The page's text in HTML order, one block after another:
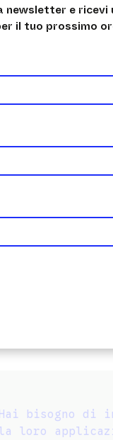
Hai bisogno di
loro
newsletter e ricevi
il tuo prossimo